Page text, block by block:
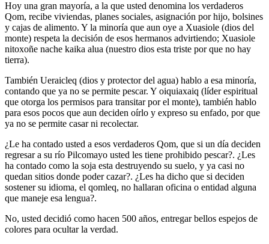
Hoy una gran mayoría, a la que usted denomina los verdaderos
Qom, recibe viviendas, planes sociales, asignación por hijo, bolsines
y cajas de alimento. Y la minoría que aun oye a Xuasiole (dios del
monte) respeta la decisión de esos hermanos advirtiendo; Xuasiole
nitoxoñe nache kaika alua (nuestro dios esta triste por que no hay
tierra).
También Ueraicleq (dios y protector del agua) hablo a esa minoría,
contando que ya no se permite pescar. Y oiquiaxaiq (líder espiritual
que otorga los permisos para transitar por el monte), también hablo
para esos pocos que aun deciden oírlo y expreso su enfado, por que
ya no se permite casar ni recolectar.
¿Le ha contado usted a esos verdaderos Qom, que si un día deciden
regresar a su río Pilcomayo usted les tiene prohibido pescar?. ¿Les
ha contado como la soja esta destruyendo su suelo, y ya casi no
quedan sitios donde poder cazar?. ¿Les ha dicho que si deciden
sostener su idioma, el qomleq, no hallaran oficina o entidad alguna
que maneje esa lengua?.
No, usted decidió como hacen 500 años, entregar bellos espejos de
colores para ocultar la verdad.